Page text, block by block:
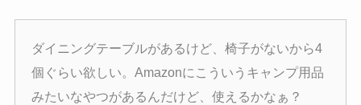
ダイニングテーブルがあるけど、椅子がないから4
個ぐらい欲しい。Amazonにこういうキャンプ用品
みたいなやつがあるんだけど、使えるかなぁ？